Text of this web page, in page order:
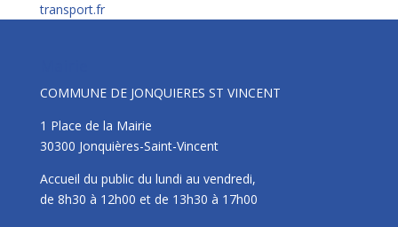
transport.fr
COMMUNE DE JONQUIERES ST VINCENT
1 Place de la Mairie
30300 Jonquières-Saint-Vincent
Accueil du public du lundi au vendredi,
de 8h30 à 12h00 et de 13h30 à 17h00